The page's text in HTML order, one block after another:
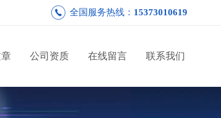
全国服务热线： 15373010619
公司资质 在线留言 联系我们